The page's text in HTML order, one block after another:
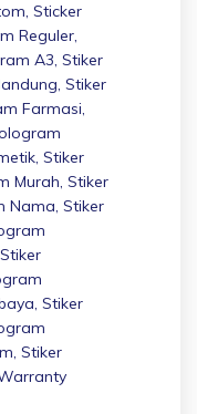
, Sticker
Reguler,
A3, Stiker
, Stiker
Farmasi,
, Stiker
Murah, Stiker
Nama, Stiker
Stiker
, Stiker
, Stiker